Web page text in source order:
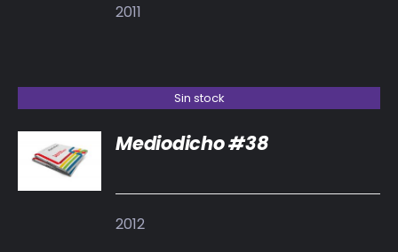
2011
Sin stock
DETALLES
Mediodicho #38
2012